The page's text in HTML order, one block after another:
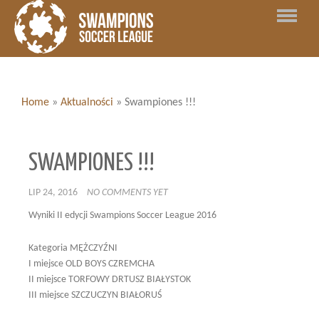
Home » Aktualności » Swampiones !!!
SWAMPIONES !!!
LIP 24, 2016 NO COMMENTS YET
Wyniki II edycji Swampions Soccer League 2016
Kategoria MĘŻCZYŹNI
I miejsce OLD BOYS CZREMCHA
II miejsce TORFOWY DRTUSZ BIAŁYSTOK
III miejsce SZCZUCZYN BIAŁORUŚ